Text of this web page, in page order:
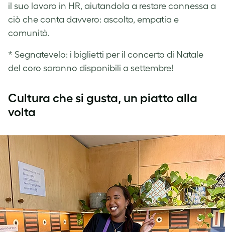
il suo lavoro in HR, aiutandola a restare connessa a
ciò che conta davvero: ascolto, empatia e
comunità.
* Segnatevelo: i biglietti per il concerto di Natale
del coro saranno disponibili a settembre!
Cultura che si gusta, un piatto alla
volta